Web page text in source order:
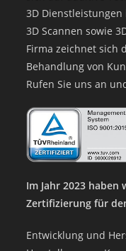
3D
3D Scannen sowie
Firma zeichnet sich
Behandlung von
Rufen Sie uns an
Im Jahr 2023 haben
Zertifizierung für
Entwicklung und